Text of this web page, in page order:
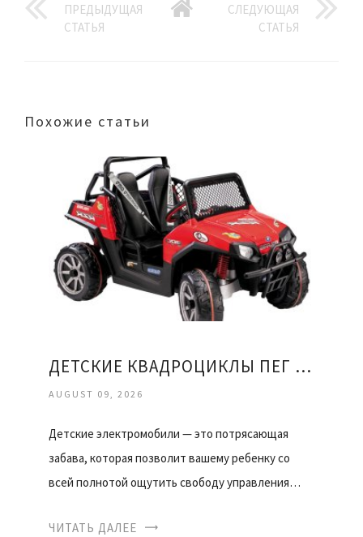
ПРЕДЫДУЩАЯ
СТАТЬЯ
СЛЕДУЮЩАЯ
СТАТЬЯ
Похожие статьи
ДЕТСКИЕ КВАДРОЦИКЛЫ ПЕГ ПЕРЕГО
AUGUST 09, 2026
Детские электромобили — это потрясающая
забава, которая позволит вашему ребенку со
всей полнотой ощутить свободу управления…
ЧИТАТЬ ДАЛЕЕ